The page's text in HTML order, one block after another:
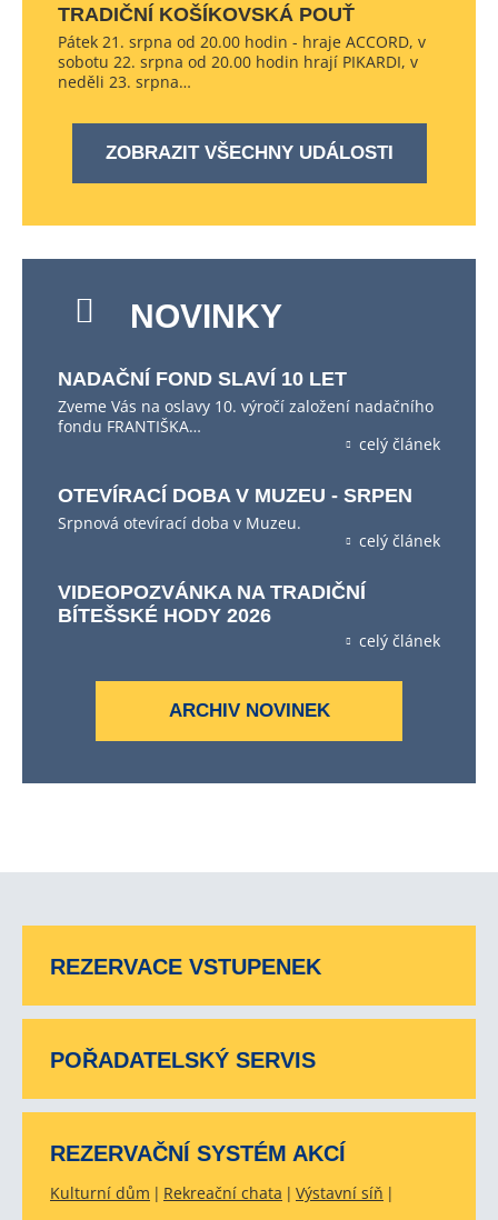
TRADIČNÍ KOŠÍKOVSKÁ POUŤ
Pátek 21. srpna od 20.00 hodin - hraje ACCORD, v
sobotu 22. srpna od 20.00 hodin hrají PIKARDI, v
neděli 23. srpna…
ZOBRAZIT VŠECHNY UDÁLOSTI
NOVINKY
NADAČNÍ FOND SLAVÍ 10 LET
Zveme Vás na oslavy 10. výročí založení nadačního
fondu FRANTIŠKA…
celý článek
OTEVÍRACÍ DOBA V MUZEU - SRPEN
Srpnová otevírací doba v Muzeu.
celý článek
VIDEOPOZVÁNKA NA TRADIČNÍ
BÍTEŠSKÉ HODY 2026
celý článek
ARCHIV NOVINEK
REZERVACE VSTUPENEK
POŘADATELSKÝ SERVIS
REZERVAČNÍ SYSTÉM AKCÍ
Kulturní dům Rekreační chata Výstavní síň